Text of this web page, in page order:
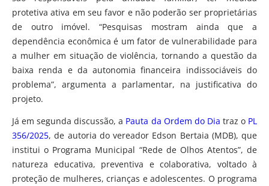
protetiva ativa em seu favor e não poderão ser proprietárias
de outro imóvel. “Pesquisas mostram ainda que a
dependência econômica é um fator de vulnerabilidade para
a mulher em situação de violência, tornando a questão da
baixa renda e da autonomia financeira indissociáveis do
problema”, argumenta a parlamentar, na justificativa do
projeto.
Já em segunda discussão, a Pauta da Ordem do Dia traz oPL
356/2025, de autoria do vereador Edson Bertaia (MDB), que
institui o Programa Municipal “Rede de Olhos Atentos”, de
natureza educativa, preventiva e colaborativa, voltado à
proteção de mulheres, crianças e adolescentes. O programa